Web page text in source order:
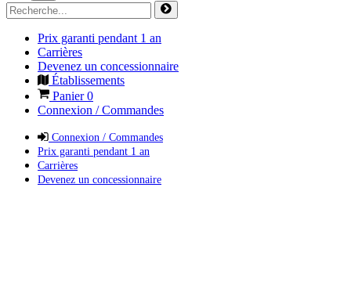
Prix garanti pendant 1 an
Carrières
Devenez un concessionnaire
Établissements
Panier0
Connexion / Commandes
Connexion / Commandes
Prix garanti pendant 1 an
Carrières
Devenez un concessionnaire